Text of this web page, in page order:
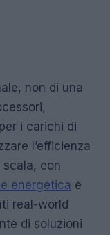
non di una
i carichi di
l’efficienza
scala, con
energetica e
real-world
di soluzioni